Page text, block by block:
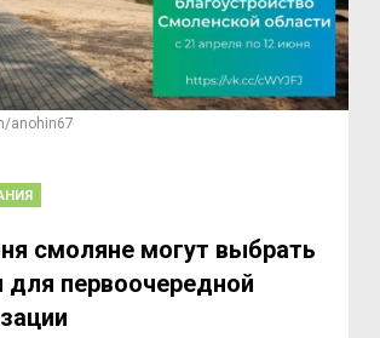
anohin67
смоляне могут выбрать
первоочередной